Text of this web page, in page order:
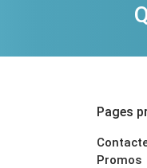
Pages
Promos